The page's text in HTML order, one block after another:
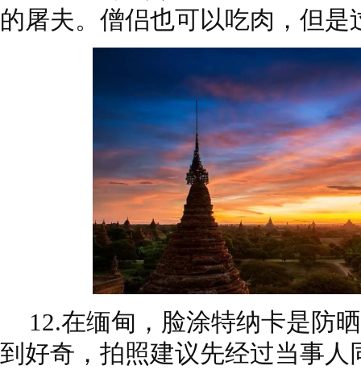
的屠夫。僧侣也可以吃肉，但是
12.在缅甸，脸涂特纳卡是防
到好奇，拍照建议先经过当事人